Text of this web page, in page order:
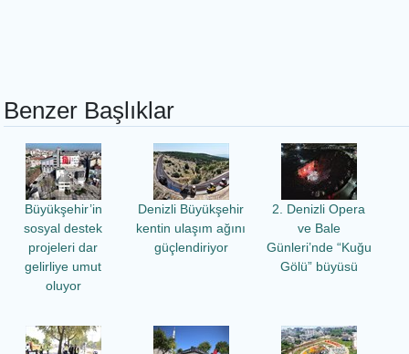
Benzer Başlıklar
Büyükşehir’in
sosyal destek
projeleri dar
gelirliye umut
oluyor
Denizli Büyükşehir
kentin ulaşım ağını
güçlendiriyor
2. Denizli Opera
ve Bale
Günleri’nde “Kuğu
Gölü” büyüsü